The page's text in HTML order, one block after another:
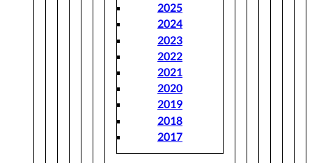
2025
2024
2023
2022
2021
2020
2019
2018
2017